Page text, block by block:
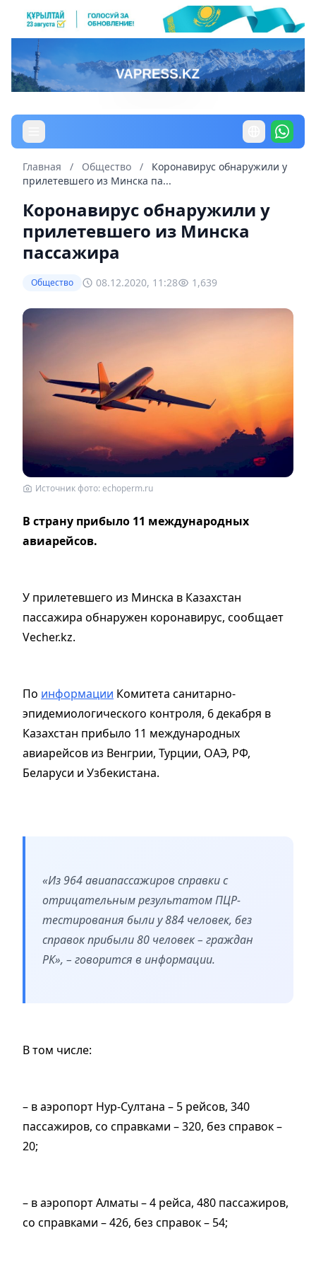
Главная / Общество /
Коронавирус обнаружили у
прилетевшего из Минска па...
Коронавирус обнаружили у
прилетевшего из Минска
пассажира
Общество 08.12.2020, 11:28 1,639
Источник фото: echoperm.ru
В страну прибыло 11 международных
авиарейсов.
У прилетевшего из Минска в Казахстан
пассажира обнаружен коронавирус, сообщает
Vecher.kz.
По информации Комитета санитарно-
эпидемиологического контроля, 6 декабря в
Казахстан прибыло 11 международных
авиарейсов из Венгрии, Турции, ОАЭ, РФ,
Беларуси и Узбекистана.
«Из 964 авиапассажиров справки с
отрицательным результатом ПЦР-
тестирования были у 884 человек, без
справок прибыли 80 человек – граждан
РК», – говорится в информации.
В том числе:
– в аэропорт Нур-Султана – 5 рейсов, 340
пассажиров, со справками – 320, без справок –
20;
– в аэропорт Алматы – 4 рейса, 480 пассажиров,
со справками – 426, без справок – 54;